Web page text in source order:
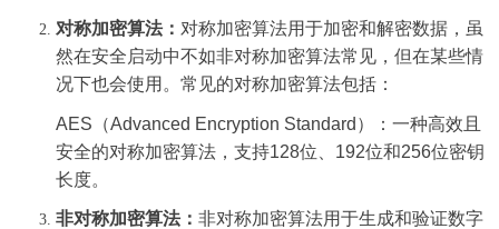
对称加密算法： 对称加密算法用于加密和解密数据，虽
然在安全启动中不如非对称加密算法常见，但在某些情
况下也会使用。常见的对称加密算法包括：
AES （Advanced Encryption Standard ）：一种高效且
安全的对称加密算法，支持128位、 192位和256位密钥
长度。
非对称加密算法： 非对称加密算法用于生成和验证数字